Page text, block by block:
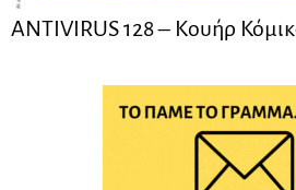
ANTIVIRUS 128 – Kουήρ